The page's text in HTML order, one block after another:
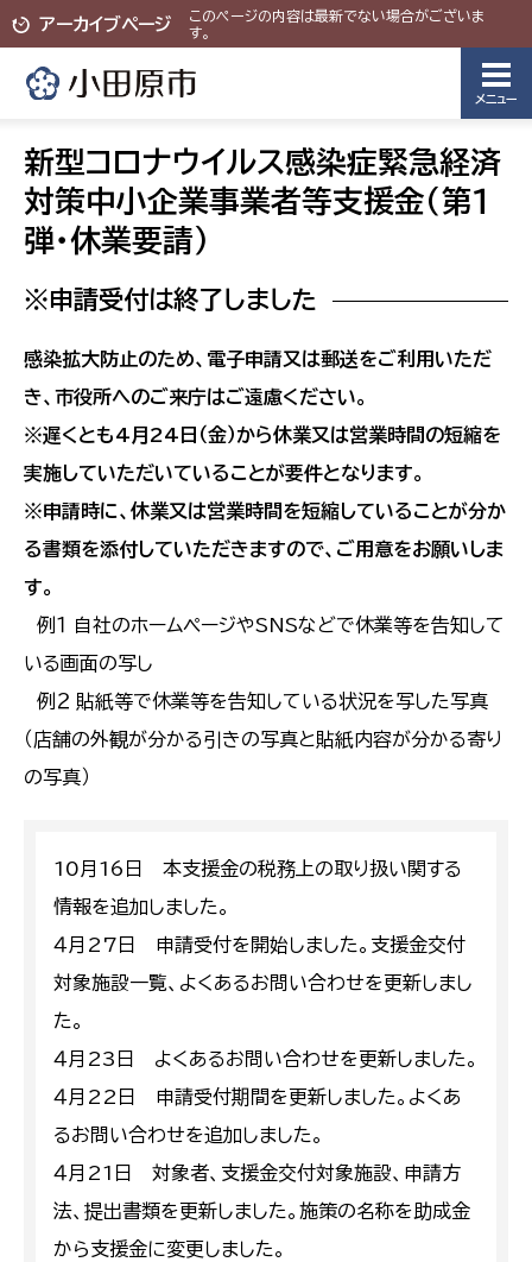
アーカイブページ
このページの内容は最新でない場合がございま
す。
メニュー
新型コロナウイルス感染症緊急経済
対策中小企業事業者等支援金（第１
弾・休業要請）
※申請受付は終了しました
感染拡大防止のため、電子申請又は郵送をご利用いただ
き、市役所へのご来庁はご遠慮ください。
※遅くとも4月24日（金）から休業又は営業時間の短縮を
実施していただいていることが要件となります。
※申請時に、休業又は営業時間を短縮していることが分か
る書類を添付していただきますので、ご用意をお願いしま
す。
例１ 自社のホームページやSNSなどで休業等を告知して
いる画面の写し
例２ 貼紙等で休業等を告知している状況を写した写真
（店舗の外観が分かる引きの写真と貼紙内容が分かる寄り
の写真）
10月16日 本支援金の税務上の取り扱い関する
情報を追加しました。
４月27日 申請受付を開始しました。支援金交付
対象施設一覧、よくあるお問い合わせを更新しまし
た。
４月23日 よくあるお問い合わせを更新しました。
４月22日 申請受付期間を更新しました。よくあ
るお問い合わせを追加しました。
４月21日 対象者、支援金交付対象施設、申請方
法、提出書類を更新しました。施策の名称を助成金
から支援金に変更しました。